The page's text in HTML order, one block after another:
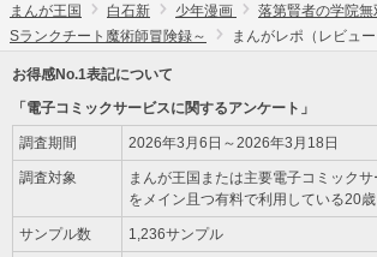
まんが王国 白石新 少年漫画
落第賢者の学院
Sランクチート魔術師冒険録～
まんがレポ（レビュー
お得感No.1表記について
「電子コミックサービスに関するアンケート」
調査期間 2026年3月6日～2026年3月18日
調査対象
まんが王国または主要電子コミック
をメイン且つ有料で利用している20
サンプル数 1,236サンプル